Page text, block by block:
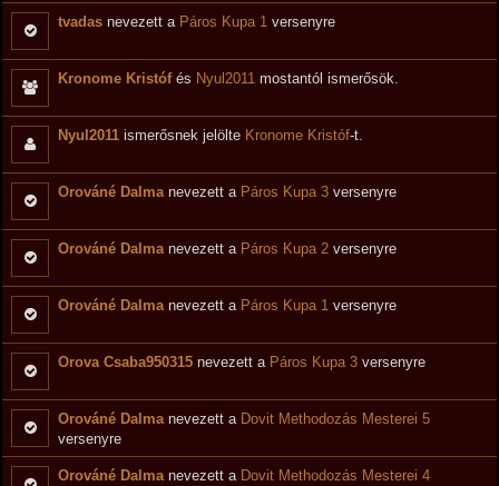
tvadas nevezett a Páros Kupa 1 versenyre
Kronome Kristófés Nyul2011 mostantól ismerősök.
Nyul2011 ismerősnek jelölte Kronome Kristóf-t.
Orováné Dalma nevezett a Páros Kupa 3 versenyre
Orováné Dalma nevezett a Páros Kupa 2 versenyre
Orováné Dalma nevezett a Páros Kupa 1 versenyre
Orova Csaba950315 nevezett a Páros Kupa 3 versenyre
Orováné Dalma nevezett a Dovit Methodozás Mesterei 5
versenyre
Orováné Dalma nevezett a Dovit Methodozás Mesterei 4